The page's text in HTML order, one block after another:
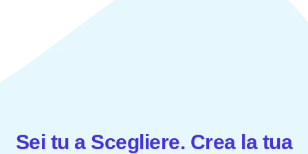
Sei tu a Scegliere. Crea la tua